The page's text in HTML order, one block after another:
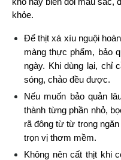
khỏe.
Để thịt xá xíu nguội
màng thực phẩm, bảo
ngày. Khi dùng lại, chỉ
sóng, chảo đều được.
Nếu muốn bảo quản
thành từng phần nhỏ,
rã đông từ từ trong
trọn vị thơm mềm.
Không nên cất thịt khi